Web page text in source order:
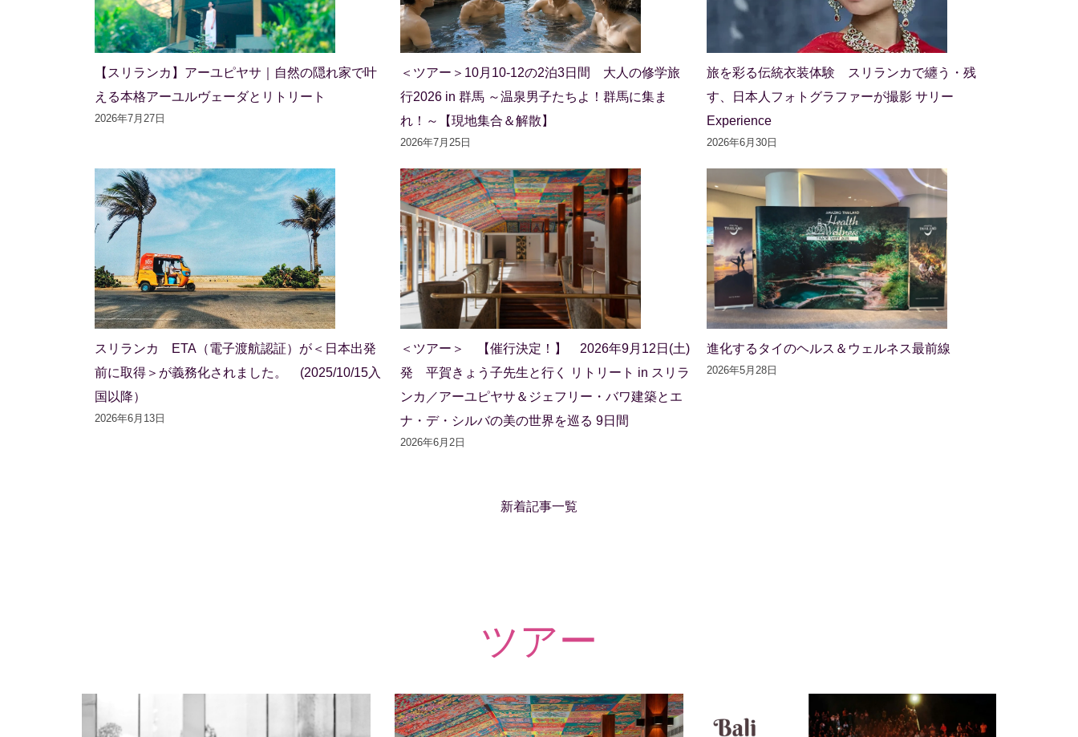
【スリランカ】アーユピヤサ｜自然の隠れ家で叶
える本格アーユルヴェーダとリトリート
2026年7月27日
＜ツアー＞10月10-12の2泊3日間 大人の修学旅
行2026 in 群馬 ～温泉男子たちよ！群馬に集ま
れ！～【現地集合＆解散】
2026年7月25日
旅を彩る伝統衣装体験 スリランカで纏う・残
す、日本人フォトグラファーが撮影 サリー
Experience
2026年6月30日
スリランカ ETA（電子渡航認証）が＜日本出発
前に取得＞が義務化されました。 (2025/10/15入
国以降）
2026年6月13日
＜ツアー＞ 【催行決定！】 2026年9月12日(土)
発 平賀きょう子先生と行く リトリート in スリラ
ンカ／アーユピヤサ＆ジェフリー・バワ建築とエ
ナ・デ・シルバの美の世界を巡る 9日間
2026年6月2日
進化するタイのヘルス＆ウェルネス最前線
2026年5月28日
新着記事一覧
ツアー